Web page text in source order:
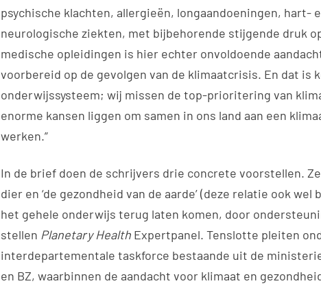
psychische klachten, allergieën, longaandoeningen, hart-
neurologische ziekten, met bijbehorende stijgende druk
medische opleidingen is hier echter onvoldoende
voorbereid op de gevolgen van de klimaatcrisis. En dat is
onderwijssysteem; wij missen de top-prioritering van
enorme kansen liggen om samen in ons land aan een
werken.”
In de brief doen de schrijvers drie concrete voorstellen.
dier en ‘de gezondheid van de aarde’ (deze relatie ook wel
het gehele onderwijs terug laten komen, door
stellen Planetary Health Expertpanel. Tenslotte pleiten
interdepartementale taskforce bestaande uit de
en BZ, waarbinnen de aandacht voor klimaat en